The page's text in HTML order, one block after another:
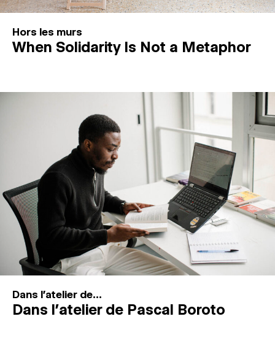
Hors les murs
When Solidarity Is Not a Metaphor
Dans l'atelier de...
Dans l’atelier de Pascal Boroto